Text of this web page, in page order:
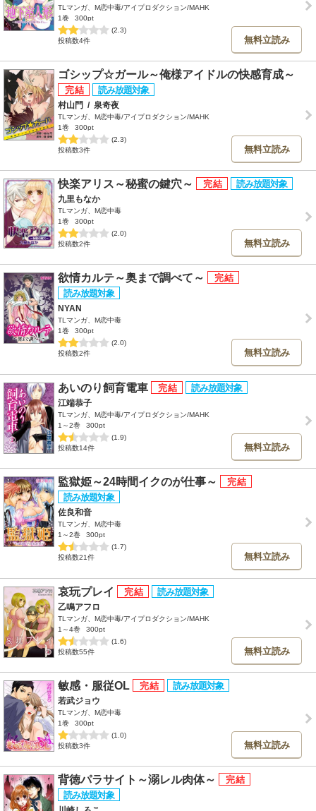
TLマンガ、M恋中毒/アイプロダクション/MAHK
1巻
300pt
(2.3)
投稿数4件
無料立読み
ゴシップ☆ガール～俺様アイドルの快感育成～
村山門 / 泉奇夜
TLマンガ、M恋中毒/アイプロダクション/MAHK
1巻
300pt
(2.3)
投稿数3件
無料立読み
快楽アリス～秘蜜の鍵穴～
九里もなか
TLマンガ、M恋中毒
1巻
300pt
(2.0)
投稿数2件
無料立読み
欲情カルテ～奥まで調べて～
NYAN
TLマンガ、M恋中毒
1巻
300pt
(2.0)
投稿数2件
無料立読み
あいのり飼育電車
江端恭子
TLマンガ、M恋中毒/アイプロダクション/MAHK
1～2巻
300pt
(1.9)
投稿数14件
無料立読み
監獄姫～24時間イクのが仕事～
佐良和音
TLマンガ、M恋中毒
1～2巻
300pt
(1.7)
投稿数21件
無料立読み
哀玩プレイ
乙鳴アフロ
TLマンガ、M恋中毒/アイプロダクション/MAHK
1～4巻
300pt
(1.6)
投稿数55件
無料立読み
敏感・服従OL
若武ジョウ
TLマンガ、M恋中毒
1巻
300pt
(1.0)
投稿数3件
無料立読み
背徳パラサイト～溺レル肉体～